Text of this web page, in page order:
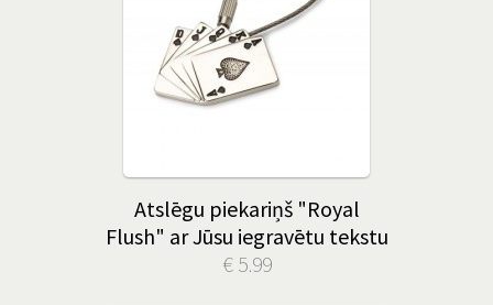
Atslēgu piekariņš "Royal
Flush" ar Jūsu iegravētu tekstu
€ 5.99